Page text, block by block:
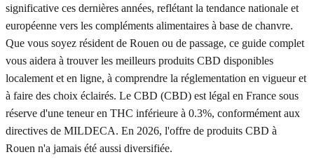
significative ces dernières années, reflétant la tendance nationale et
européenne vers les compléments alimentaires à base de chanvre.
Que vous soyez résident de Rouen ou de passage, ce guide complet
vous aidera à trouver les meilleurs produits CBD disponibles
localement et en ligne, à comprendre la réglementation en vigueur et
à faire des choix éclairés. Le CBD (CBD) est légal en France sous
réserve d'une teneur en THC inférieure à 0.3%, conformément aux
directives de MILDECA. En 2026, l'offre de produits CBD à
Rouen n'a jamais été aussi diversifiée.